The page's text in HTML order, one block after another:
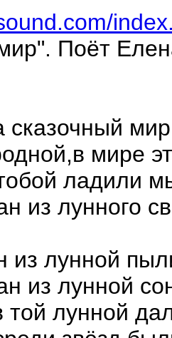
Поёт
сказочный
мире
ладили
из лунного
из лунной
из лунной
той лунной